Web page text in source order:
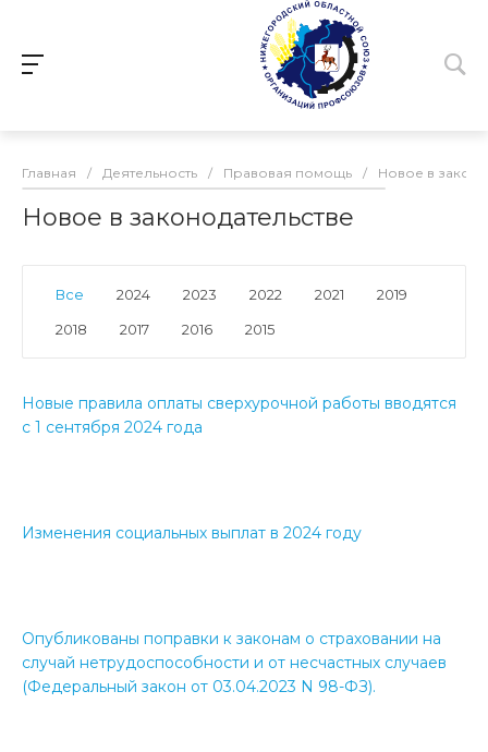
Главная / Деятельность / Правовая помощь / Новое в
Новое в законодательстве
Все 2024 2023 2022 2021
2019
2018
2017 2016 2015
Новые правила оплаты сверхурочной работы вводятся
с 1 сентября 2024 года
Изменения социальных выплат в 2024 году
Опубликованы поправки к законам о страховании на
случай нетрудоспособности и от несчастных случаев
(Федеральный закон от 03.04.2023 N 98-ФЗ).